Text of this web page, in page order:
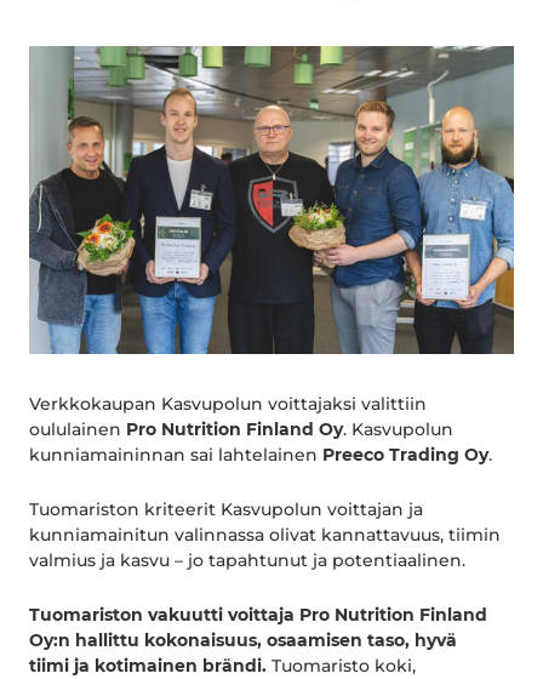
Verkkokaupan Kasvupolun voittajaksi valittiin
oululainen Pro Nutrition Finland Oy​. Kasvupolun
kunniamaininnan sai lahtelainen Preeco Trading Oy.
Tuomariston kriteerit Kasvupolun voittajan ja
kunniamainitun valinnassa olivat kannattavuus, tiimin
valmius ja kasvu – jo tapahtunut ja potentiaalinen.
Tuomariston vakuutti voittaja Pro Nutrition Finland
Oy:n hallittu kokonaisuus, osaamisen taso, hyvä
tiimi ja kotimainen brändi. Tuomaristo koki,